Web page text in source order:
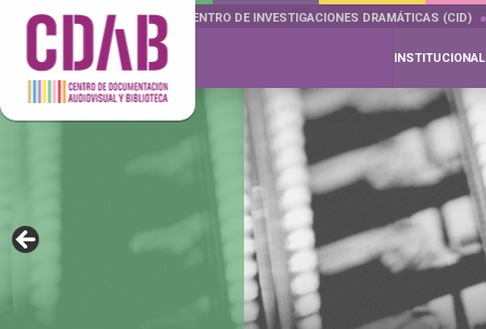
DOCUMENTA DRAMÁTICAS CENTRO DE INVESTIGACIONES DRAMÁTICAS (CID)
INSTITUCIONAL